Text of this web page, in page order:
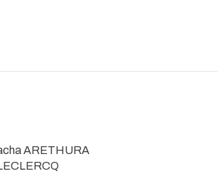
ARETHURA